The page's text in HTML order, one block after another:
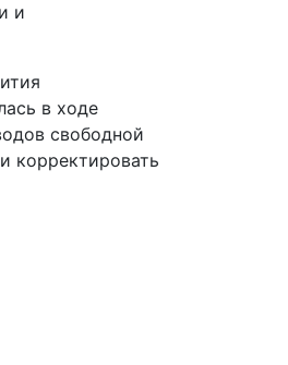
и
в ходе
свободной
корректировать